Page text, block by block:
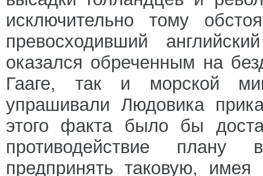
исключительно тому
превосходивший
оказался обреченным на
Гааге, так и морской
упрашивали Людовика
этого факта было бы
противодействие плану
предпринять таковую,